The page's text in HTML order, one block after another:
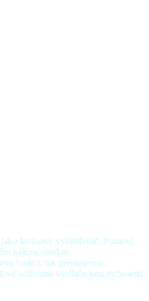
lavinový vyhledávač. Pomocí
nálezu sondou.
funkci, tak přenosovou
ovládané vysílače jsou vybaveny